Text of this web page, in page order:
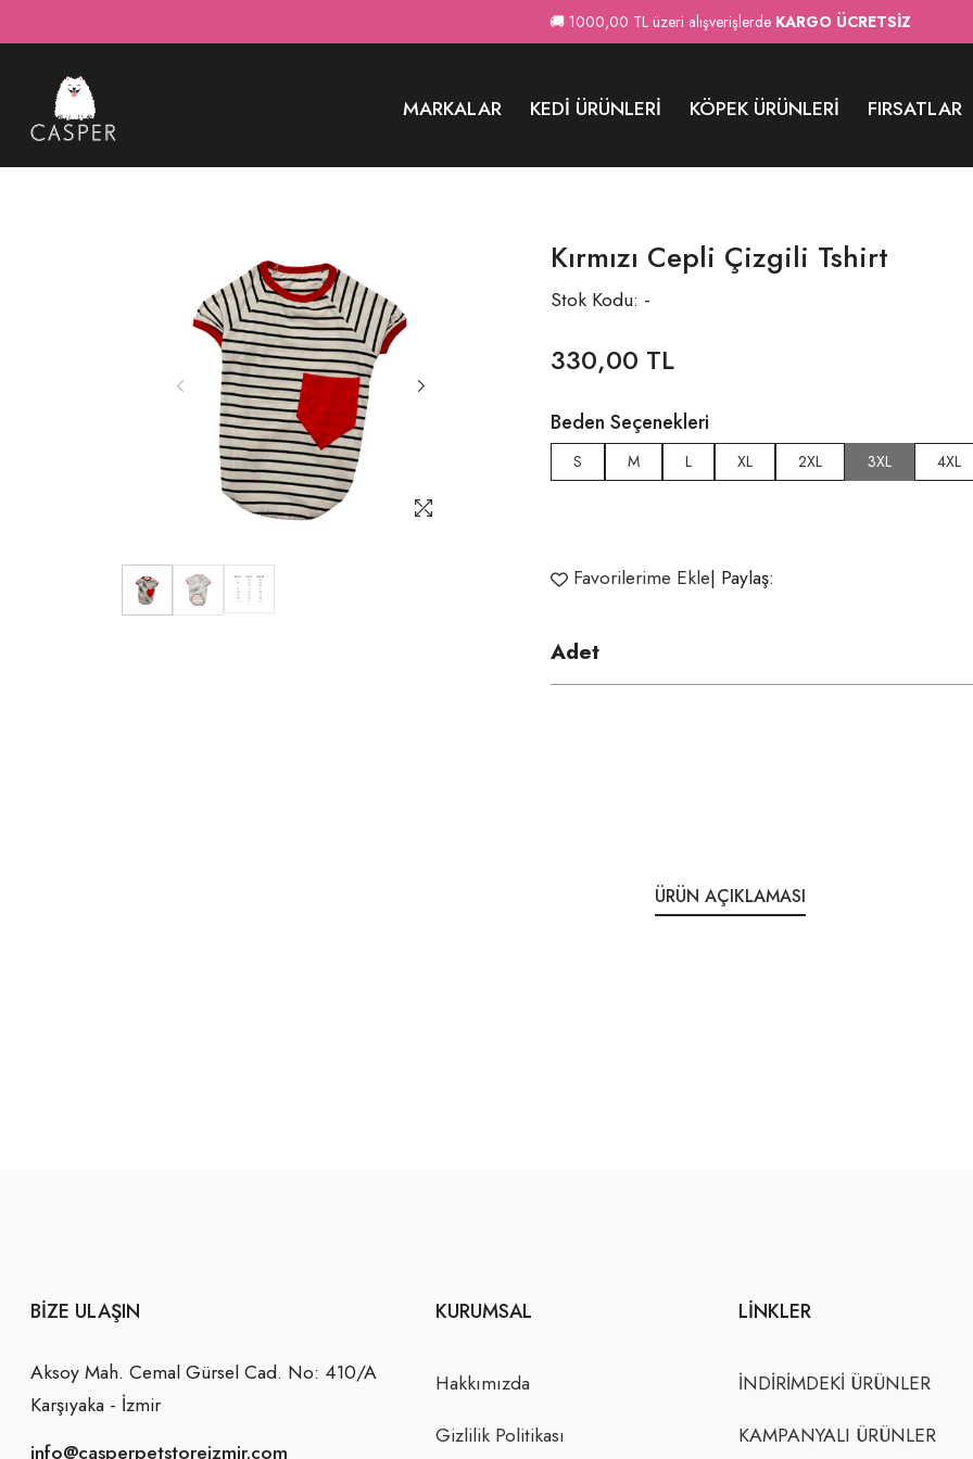
🚚 1000,00 TL üzeri alışverişlerde KARGO ÜCRETSİZ
MARKALAR KEDI ÜRÜNLERI KÖPEK ÜRÜNLERI FIRSATLAR
Kırmızı Cepli Çizgili Tshirt
Stok Kodu: -
330,00 TL
Beden Seçenekleri
S M L XL 2XL 3XL 4XL
Favorilerime Ekle| Paylaş:
Adet
ÜRÜN AÇIKLAMASI
BIZE ULAŞIN
Aksoy Mah. Cemal Gürsel Cad. No: 410/A
Karşıyaka - İzmir
info@casperpetstoreizmir.com
KURUMSAL
Hakkımızda
Gizlilik Politikası
LINKLER
İNDİRİMDEKİ ÜRÜNLER
KAMPANYALI ÜRÜNLER